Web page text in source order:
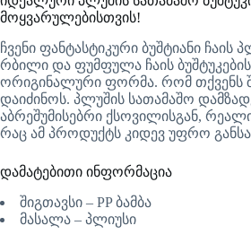
მოყვარულებისთვის!
ჩვენი ფანტასტიკური ბუშტიანი ჩაის
რბილი და ფუმფულა ჩაის
ორიგინალური ფორმა. რომ თქვენს
დაიძინოს. პლუშის სათამაშო
აბრეშუმისებრი ქსოვილისგან,
რაც ამ პროდუქტს კიდევ უფრო
დამატებითი ინფორმაცია
შიგთავსი – PP ბამბა
მასალა – პლიუსი